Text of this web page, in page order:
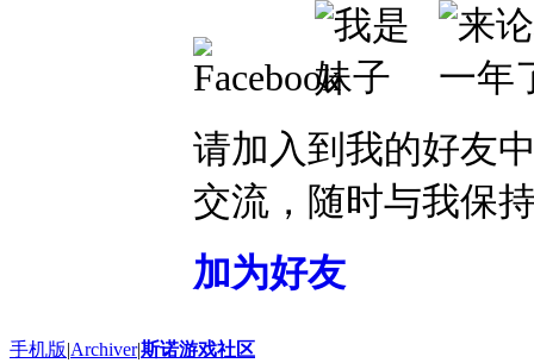
请加入到我的好友
交流，随时与我保
加为好友
手机版|Archiver|斯诺游戏社区